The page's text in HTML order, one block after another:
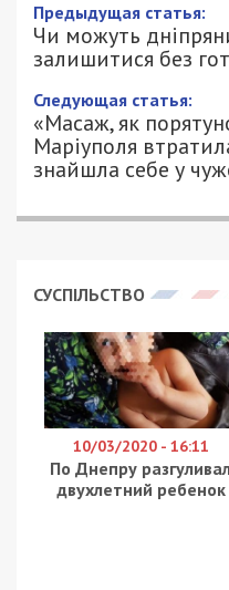
Предыдущая статья:
Чи можуть
залишитися без
Следующая статья:
«Масаж, як
Маріуполя
знайшла себе у
СУСПІЛЬСТВО
10/03/2020 - 16:11
По Днепру
двухлетний ребенок